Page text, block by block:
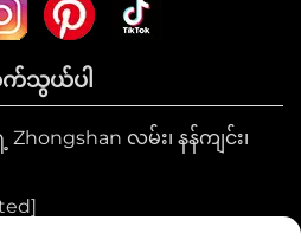
သွယ်ပါ
Zhongshan လမ်း၊ နန်ကျင်း၊